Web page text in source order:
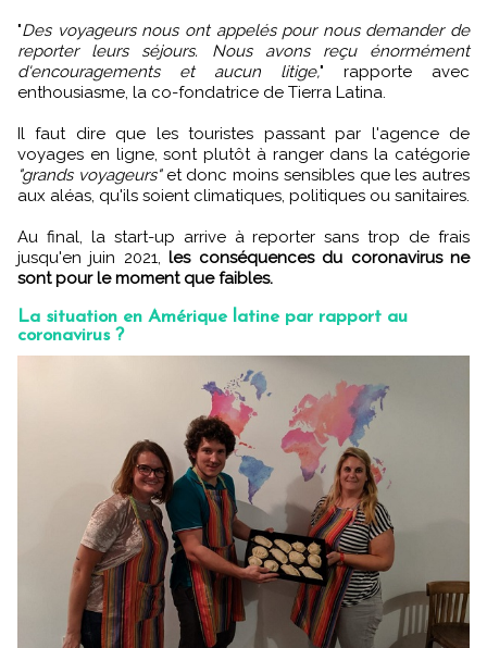
"Des voyageurs nous ont appelés pour nous demander de
reporter leurs séjours. Nous avons reçu énormément
d'encouragements et aucun litige," rapporte avec
enthousiasme, la co-fondatrice de Tierra Latina.
Il faut dire que les touristes passant par l'agence de
voyages en ligne, sont plutôt à ranger dans la catégorie
"grands voyageurs"et donc moins sensibles que les autres
aux aléas, qu'ils soient climatiques, politiques ou sanitaires.
Au final, la start-up arrive à reporter sans trop de frais
jusqu'en juin 2021,les conséquences du coronavirus ne
sont pour le moment que faibles.
La situation en Amérique latine par rapport au
coronavirus ?